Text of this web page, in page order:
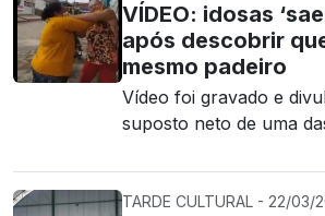
VÍDEO: idosas
após descobrir
mesmo padeiro
Vídeo foi gravado e
suposto neto de uma
TARDE CULTURAL - 22/03/